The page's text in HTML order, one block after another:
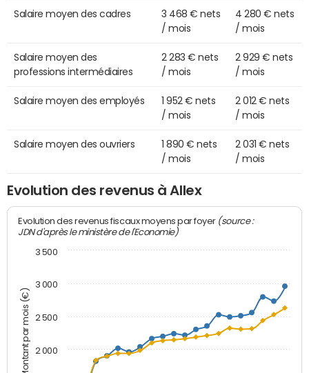
Salaire moyen des cadres
3 468 € nets
/ mois
4 280 € nets
/ mois
Salaire moyen des
professions intermédiaires
2 283 € nets
/ mois
2 929 € nets
/ mois
Salaire moyen des employés
1 952 € nets
/ mois
2 012 € nets
/ mois
Salaire moyen des ouvriers
1 890 € nets
/ mois
2 031 € nets
/ mois
Evolution des revenus à Allex
Montant par mois (€)
Evolution des revenus fiscaux moyens par foyer (source :
JDN d'après le ministère de l'Economie)
2 000
2 500
3 000
3 500